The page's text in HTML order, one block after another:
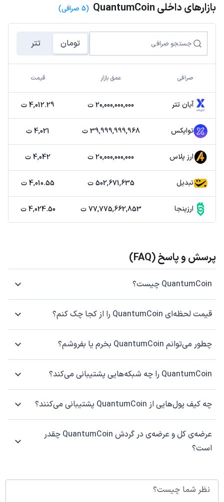
بازارهای داخلی QuantumCoin (5 صرافی)
تومان تتر
صرافی عمق بازار قیمت
آبان تتر 20,000,000,000 ت 4,012.29 ت
توایکس 39,999,999,968 ت 4,021 ت
ارز پلاس 20,000,000,000 ت 4,042 ت
تبدیل 502,671,635 ت 4,010.55 ت
ارزینجا 77,775,662,853 ت 4,024.50 ت
پرسش و پاسخ (FAQ)
QuantumCoin چیست؟
قیمت لحظه‌ای QuantumCoin را از کجا چک کنم؟
چطور می‌توانم QuantumCoin بخرم یا بفروشم؟
QuantumCoin را چه شبکه‌هایی پشتیبانی می‌کند؟
چه کیف پول‌هایی از QuantumCoin پشتیبانی می‌کنند؟
عرضه‌ی کل و عرضه‌ی در گردش QuantumCoin چقدر
است؟
نظر شما چیست؟